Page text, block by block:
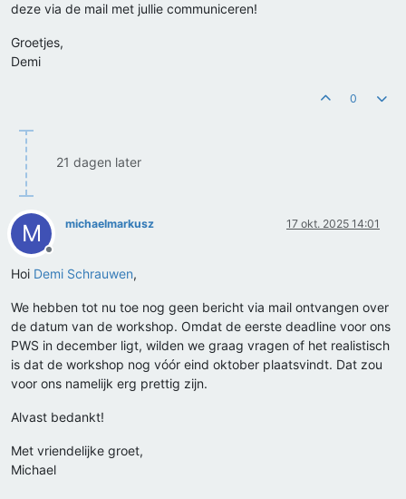
deze via de mail met jullie communiceren!
Groetjes,
Demi
0
21 dagen later
M
Offline
michaelmarkusz 17 okt. 2025 14:01
Hoi Demi Schrauwen,
We hebben tot nu toe nog geen bericht via mail ontvangen over
de datum van de workshop. Omdat de eerste deadline voor ons
PWS in december ligt, wilden we graag vragen of het realistisch
is dat de workshop nog vóór eind oktober plaatsvindt. Dat zou
voor ons namelijk erg prettig zijn.
Alvast bedankt!
Met vriendelijke groet,
Michael